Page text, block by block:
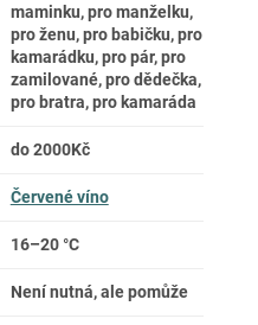
maminku, pro manželku,
pro ženu, pro babičku, pro
kamarádku, pro pár, pro
zamilované, pro dědečka,
pro bratra, pro kamaráda
do 2000Kč
Červené víno
16–20 °C
Není nutná, ale pomůže